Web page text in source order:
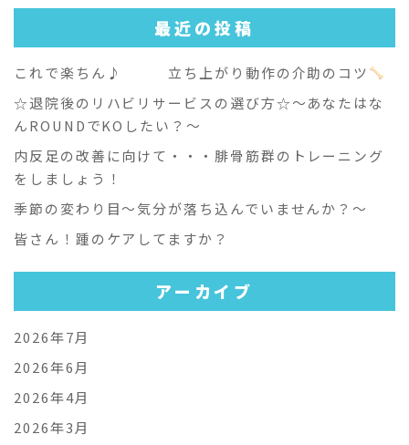
最近の投稿
これで楽ちん♪ 立ち上がり動作の介助のコツ
☆退院後のリハビリサービスの選び方☆～あなたはな
んROUNDでKOしたい？～
内反足の改善に向けて・・・腓骨筋群のトレーニング
をしましょう！
季節の変わり目～気分が落ち込んでいませんか？～
皆さん！踵のケアしてますか？
アーカイブ
2026年7月
2026年6月
2026年4月
2026年3月